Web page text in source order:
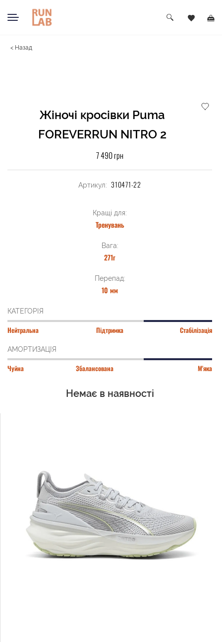
< Назад
Жіночі кросівки Puma
FOREVERRUN NITRO 2
7 490 грн
Артикул: 310471-22
Кращі для:
Тренувань
Вага:
271г
Перепад:
10 мм
КАТЕГОРІЯ
Нейтральна Підтримка Стабілізація
АМОРТИЗАЦІЯ
Чуйна Збалансована М'яка
Немає в наявності